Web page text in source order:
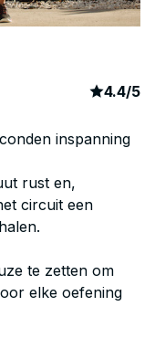
article
4.4/5
inspanning
rust en,
circuit een
te zetten om
elke oefening